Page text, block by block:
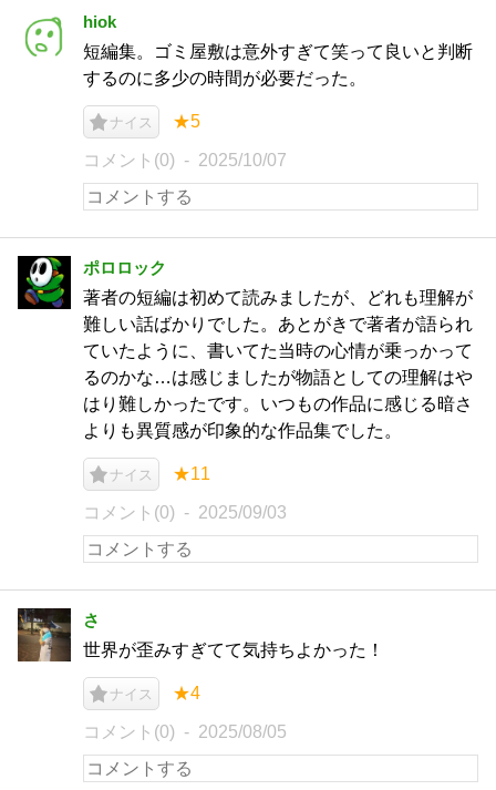
hiok
短編集。ゴミ屋敷は意外すぎて笑って良いと判断
するのに多少の時間が必要だった。
ナイス ★5
コメント(0) 2025/10/07
ポロロック
著者の短編は初めて読みましたが、どれも理解が
難しい話ばかりでした。あとがきで著者が語られ
ていたように、書いてた当時の心情が乗っかって
るのかな…は感じましたが物語としての理解はや
はり難しかったです。いつもの作品に感じる暗さ
よりも異質感が印象的な作品集でした。
ナイス ★11
コメント(0) 2025/09/03
さ
世界が歪みすぎてて気持ちよかった！
ナイス ★4
コメント(0) 2025/08/05